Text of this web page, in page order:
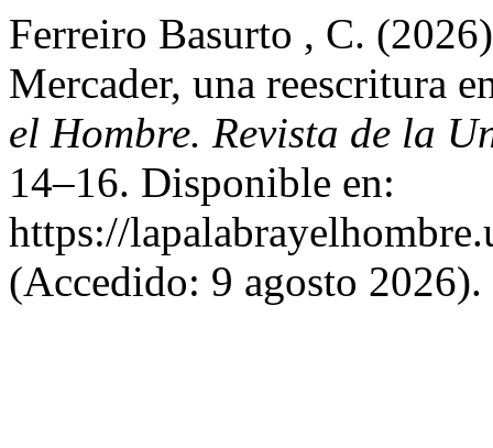
Ferreiro Basurto , C.
Mercader, una reescritura
el Hombre. Revista de la
14–16. Disponible en:
https://
(Accedido: 9 agosto 2026).